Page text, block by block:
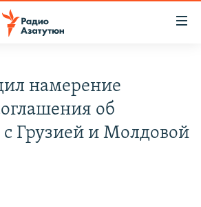
намерение
об
с Грузией и Молдовой